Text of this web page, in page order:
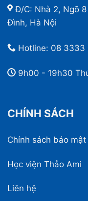
Đ/C: Nhà 2, Ngõ 8
Đình, Hà Nội
Hotline: 08 3333
9h00 - 19h30
CHÍNH SÁCH
Chính sách bảo
Học viện Thảo Ami
Liên hệ